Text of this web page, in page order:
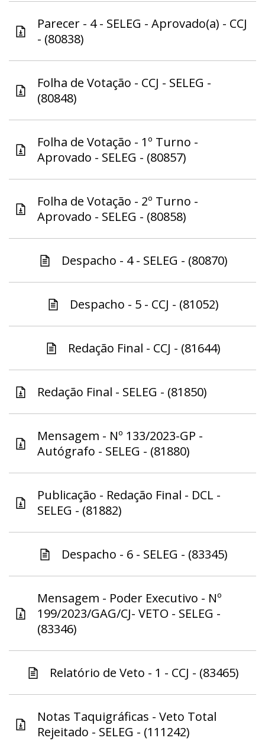
Parecer - 4 - SELEG - Aprovado(a) - CCJ
- (80838)
Folha de Votação - CCJ - SELEG -
(80848)
Folha de Votação - 1º Turno -
Aprovado - SELEG - (80857)
Folha de Votação - 2º Turno -
Aprovado - SELEG - (80858)
Despacho - 4 - SELEG - (80870)
Despacho - 5 - CCJ - (81052)
Redação Final - CCJ - (81644)
Redação Final - SELEG - (81850)
Mensagem - Nº 133/2023-GP -
Autógrafo - SELEG - (81880)
Publicação - Redação Final - DCL -
SELEG - (81882)
Despacho - 6 - SELEG - (83345)
Mensagem - Poder Executivo - Nº
199/2023/GAG/CJ- VETO - SELEG -
(83346)
Relatório de Veto - 1 - CCJ - (83465)
Notas Taquigráficas - Veto Total
Rejeitado - SELEG - (111242)